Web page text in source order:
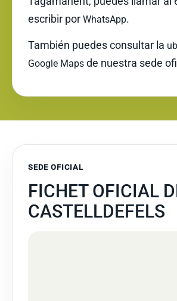
escribir por WhatsApp.
También puedes consultar la
Google Maps de nuestra sede
SEDE OFICIAL
FICHET OFICIAL
CASTELLDEFELS